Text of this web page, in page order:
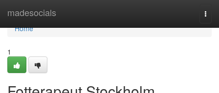
madesocials
Home
Home
1